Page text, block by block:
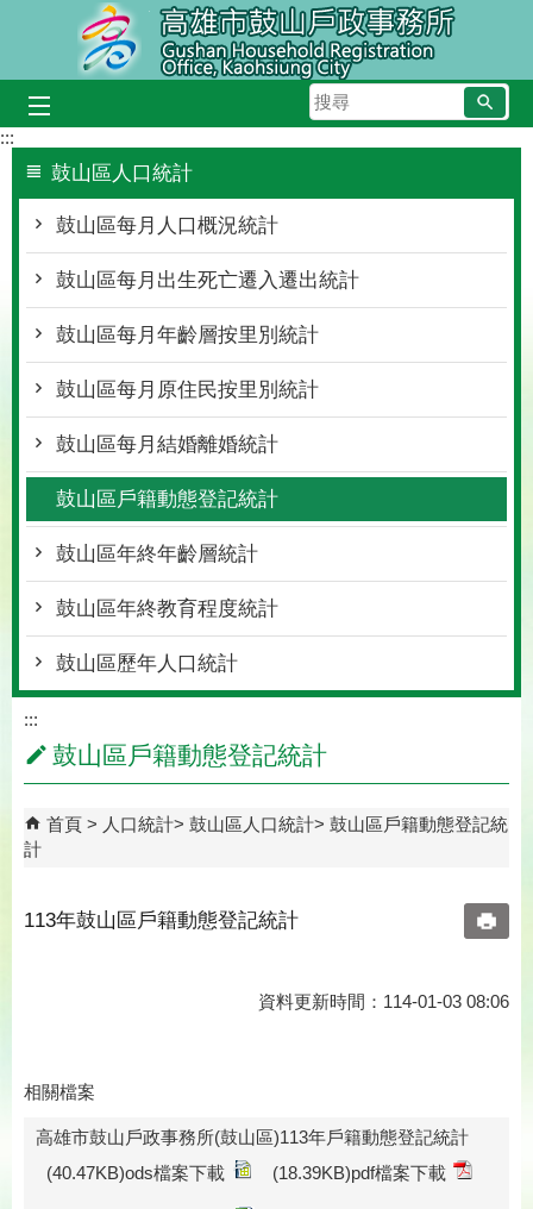
跳到主要內容區塊
搜
尋
:::
鼓山區人口統計
鼓山區每月人口概況統計
鼓山區每月出生死亡遷入遷出統計
鼓山區每月年齡層按里別統計
鼓山區每月原住民按里別統計
鼓山區每月結婚離婚統計
鼓山區戶籍動態登記統計
鼓山區年終年齡層統計
鼓山區年終教育程度統計
鼓山區歷年人口統計
:::
鼓山區戶籍動態登記統計
首頁 人口統計 鼓山區人口統計
鼓山區戶籍動態登記統
計
113年鼓山區戶籍動態登記統計
資料更新時間：114-01-03 08:06
相關檔案
高雄市鼓山戶政事務所(鼓山區)113年戶籍動態登記統計
(40.47KB)ods檔案下載
(18.39KB)pdf檔案下載